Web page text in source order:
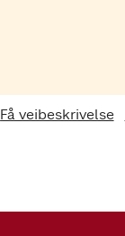
Få veibeskrivelse